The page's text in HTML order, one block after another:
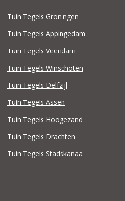
Tuin Tegels Groningen
Tuin Tegels Appingedam
Tuin Tegels Veendam
Tuin Tegels Winschoten
Tuin Tegels Delfzijl
Tuin Tegels Assen
Tuin Tegels Hoogezand
Tuin Tegels Drachten
Tuin Tegels Stadskanaal